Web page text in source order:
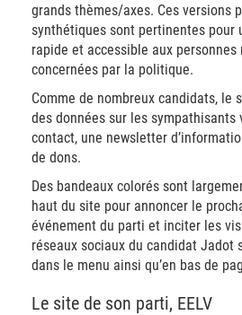
grands thèmes/axes. Ces versions
synthétiques sont pertinentes pour
rapide et accessible aux personnes
concernées par la politique.
Comme de nombreux candidats, le
des données sur les sympathisants
contact, une newsletter
de dons.
Des bandeaux colorés sont
haut du site pour annoncer le
événement du parti et inciter les
réseaux sociaux du candidat Jadot
dans le menu ainsi qu’en bas de
Le site de son parti, EELV